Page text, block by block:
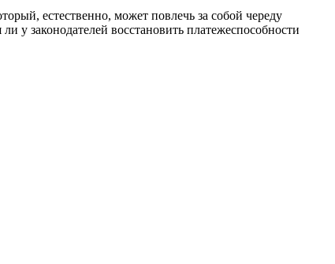
у законодателей восстановить платежеспособности